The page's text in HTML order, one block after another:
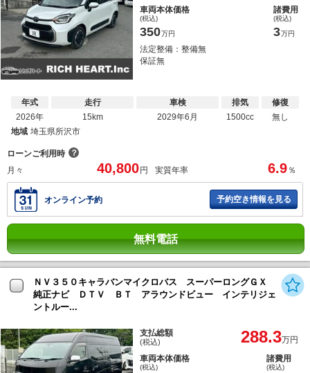
車両本体価格
(税込)
350万円
諸費用
(税込)
3万円
法定整備：整備無
保証無
年式
2026年
走行
15km
車検
2029年6月
排気
1500cc
修復
無し
地域 埼玉県所沢市
ローンご利用時 ？
月々
40,800 円 実質年率 6.9 ％
オンライン予約 予約空き情報を見る
無料電話
ＮＶ３５０キャラバンマイクロバス スーパーロングＧＸ
純正ナビ ＤＴＶ ＢＴ アラウンドビュー インテリジェ
ントルー...
支払総額
(税込) 288.3万円
車両本体価格
(税込)
諸費用
(税込)